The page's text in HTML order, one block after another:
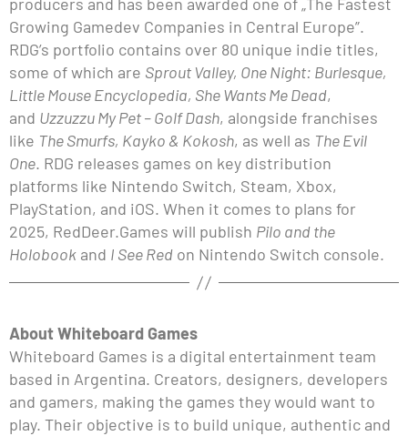
producers and has been awarded one of „The Fastest
Growing Gamedev Companies in Central Europe”.
RDG’s portfolio contains over 80 unique indie titles,
some of which are Sprout Valley, One Night: Burlesque,
Little Mouse Encyclopedia, She Wants Me Dead,
and Uzzuzzu My Pet – Golf Dash, alongside franchises
like The Smurfs, Kayko & Kokosh, as well as The Evil
One. RDG releases games on key distribution
platforms like Nintendo Switch, Steam, Xbox,
PlayStation, and iOS. When it comes to plans for
2025, RedDeer.Games will publish Pilo and the
Holobook and I See Red on Nintendo Switch console.
About Whiteboard Games
Whiteboard Games is a digital entertainment team
based in Argentina. Creators, designers, developers
and gamers, making the games they would want to
play. Their objective is to build unique, authentic and